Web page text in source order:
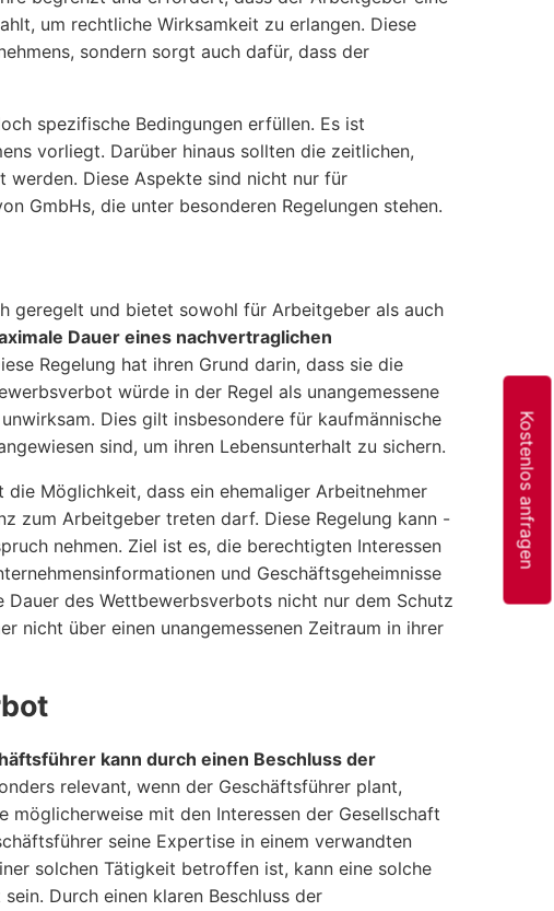
Kostenlos anfragen
um rechtliche Wirksamkeit zu erlangen. Diese
sondern sorgt auch dafür, dass der
spezifische Bedingungen erfüllen. Es ist
vorliegt. Darüber hinaus sollten die zeitlichen,
werden. Diese Aspekte sind nicht nur für
GmbHs, die unter besonderen Regelungen stehen.
geregelt und bietet sowohl für Arbeitgeber als auch
Dauer eines nachvertraglichen
Regelung hat ihren Grund darin, dass sie die
würde in der Regel als unangemessene
Dies gilt insbesondere für kaufmännische
sind, um ihren Lebensunterhalt zu sichern.
Möglichkeit, dass ein ehemaliger Arbeitnehmer
zum Arbeitgeber treten darf. Diese Regelung kann -
nehmen. Ziel ist es, die berechtigten Interessen
und Geschäftsgeheimnisse
des Wettbewerbsverbots nicht nur dem Schutz
nicht über einen unangemessenen Zeitraum in ihrer
kann durch einen Beschluss der
relevant, wenn der Geschäftsführer plant,
mit den Interessen der Gesellschaft
seine Expertise in einem verwandten
solchen Tätigkeit betroffen ist, kann eine solche
Durch einen klaren Beschluss der